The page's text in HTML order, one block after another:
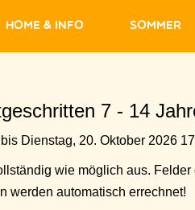
Home & Info Sommer
7 - 14
Dienstag, 20. Oktober 2026
wie möglich aus.
werden automatisch errechnet!